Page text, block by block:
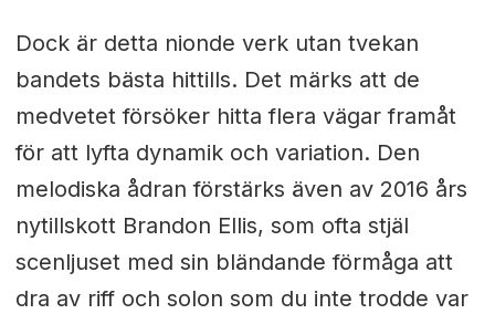
Dock är detta nionde verk utan tvekan
bandets bästa hittills. Det märks att de
medvetet försöker hitta flera vägar framåt
för att lyfta dynamik och variation. Den
melodiska ådran förstärks även av 2016 års
nytillskott Brandon Ellis, som ofta stjäl
scenljuset med sin bländande förmåga att
dra av riff och solon som du inte trodde var